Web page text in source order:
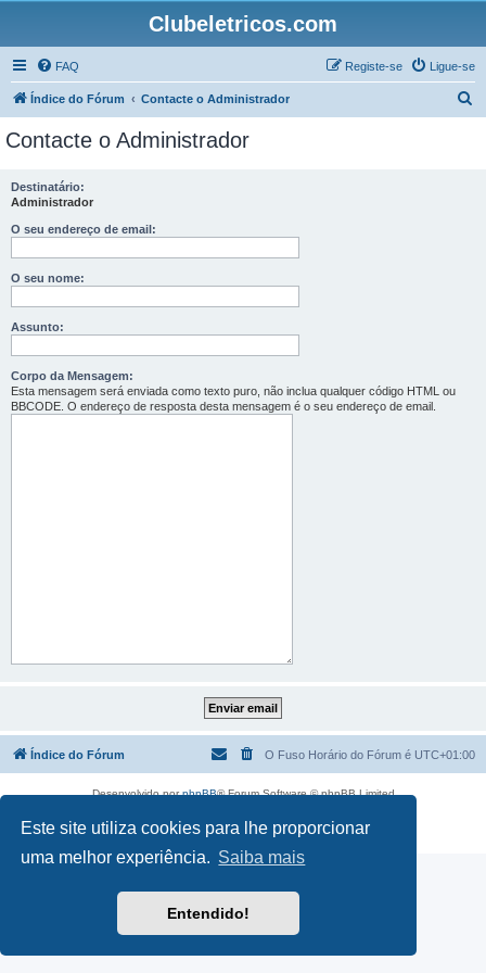
Este site utiliza cookies para lhe proporcionar
uma melhor experiência. Saiba mais
Entendido!
Clubeletricos.com
FAQ Ligue-se
Registe-se
Índice do Fórum Contacte o Administrador
Contacte o Administrador
Destinatário:
Administrador
O seu endereço de email:
O seu nome:
Assunto:
Corpo da Mensagem:
Esta mensagem será enviada como texto puro, não inclua qualquer código HTML ou
BBCODE. O endereço de resposta desta mensagem é o seu endereço de email.
Índice do Fórum O Fuso Horário do Fórum é UTC+01:00
Desenvolvido porphpBB® Forum Software © phpBB Limited
Privacidade|Termos